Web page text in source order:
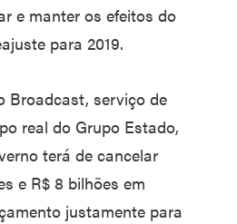
e manter os efeitos do
para 2019.
Broadcast, serviço de
real do Grupo Estado,
terá de cancelar
e R$ 8 bilhões em
justamente para